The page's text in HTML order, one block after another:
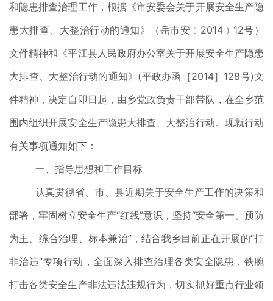
和隐患排查治理工作，根据《市安委会关于开展安全生产隐
患大排查、大整治行动的通知》（岳市安﹝2014﹞12号）
文件精神和《平江县人民政府办公室关于开展安全生产隐患
大排查、大整治行动的通知》(平政办函［2014］128号)文
件精神，决定自即日起，由乡党政负责干部带队，在全乡范
围内组织开展安全生产隐患大排查、大整治行动。现就行动
有关事项通知如下：
一、指导思想和工作目标
认真贯彻省、市、县近期关于安全生产工作的决策和
部署，牢固树立安全生产“红线”意识，坚持“安全第一、预防
为主、综合治理、标本兼治”，结合我乡目前正在开展的“打
非治违”专项行动，全面深入排查治理各类安全隐患，铁腕
打击各类安全生产非法违法违规行为，切实抓好重点行业领